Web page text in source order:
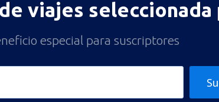
viajes seleccionada
especial para suscriptores